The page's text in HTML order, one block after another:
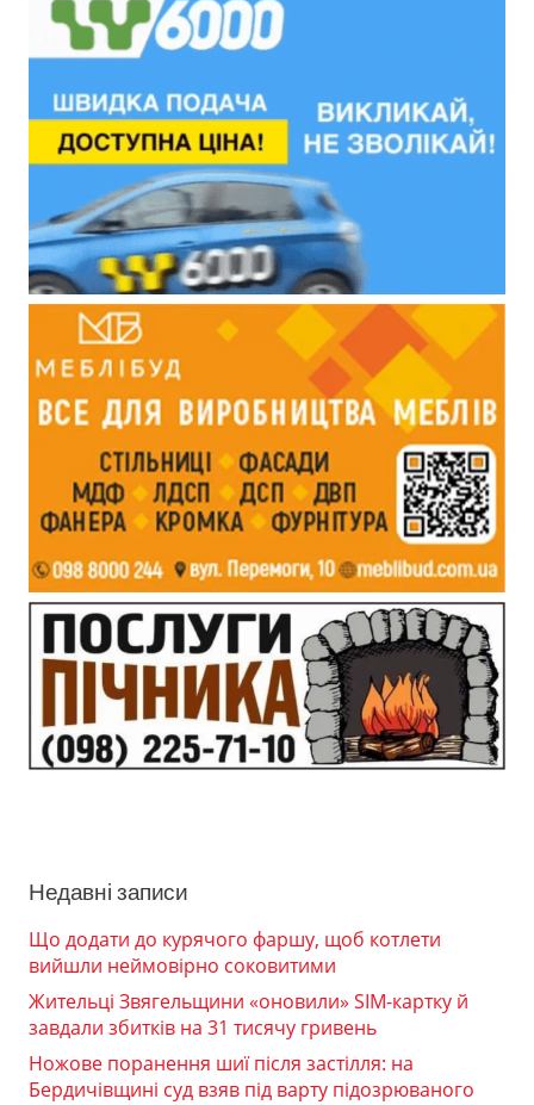
Недавні записи
Що додати до курячого фаршу, щоб котлети
вийшли неймовірно соковитими
Жительці Звягельщини «оновили» SIM-картку й
завдали збитків на 31 тисячу гривень
Ножове поранення шиї після застілля: на
Бердичівщині суд взяв під варту підозрюваного